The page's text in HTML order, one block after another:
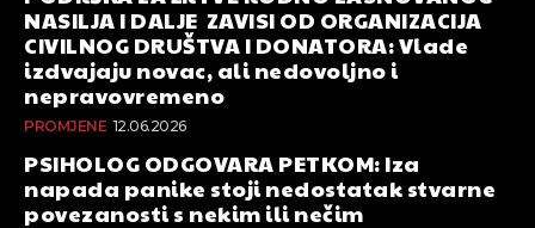
NASILJA I DALJE ZAVISI OD ORGANIZACIJA
CIVILNOG DRUŠTVA I DONATORA: Vlade
izdvajaju novac, ali nedovoljno i
nepravovremeno
PROMJENE 12.06.2026
PSIHOLOG ODGOVARA PETKOM: Iza
napada panike stoji nedostatak stvarne
povezanosti s nekim ili nečim